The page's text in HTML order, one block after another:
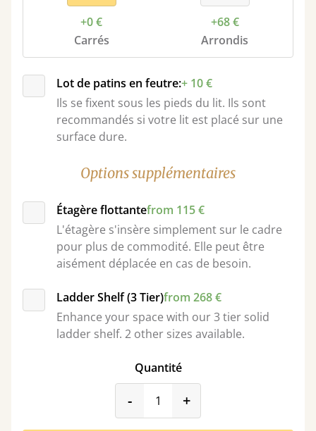
+0 €
Carrés
+68 €
Arrondis
Lot de patins en feutre:+ 10 €
Ils se fixent sous les pieds du lit. Ils sont
recommandés si votre lit est placé sur une
surface dure.
Options supplémentaires
Étagère flottantefrom 115 €
L'étagère s'insère simplement sur le cadre
pour plus de commodité. Elle peut être
aisément déplacée en cas de besoin.
Ladder Shelf (3 Tier)from 268 €
Enhance your space with our 3 tier solid
ladder shelf. 2 other sizes available.
Quantité
-product_form.decrease
+